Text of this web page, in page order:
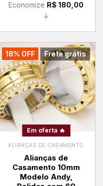
Economize R$ 180,00
↓
Frete grátis
18% OFF
Em oferta 🔥
ALIANÇAS DE CASAMENTO
Alianças de
Casamento 10mm
Modelo Andy,